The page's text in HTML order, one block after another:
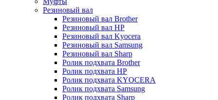
Резиновый вал
Резиновый вал Brother
Резиновый вал HP
Резиновый вал Kyocera
Резиновый вал Samsung
Резиновый вал Sharp
Ролик подхвата Brother
Ролик подхвата HP
Ролик подхвата KYOCERA
Ролик подхвата Samsung
Ролик подхвата Sharp